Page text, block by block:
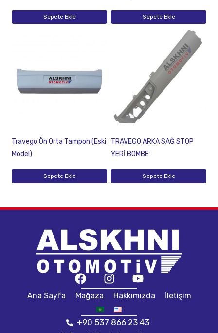
Sepete Ekle Sepete Ekle
Travego Ön Orta Tampon (Eski
Model)
Sepete Ekle
TRAVEGO ARKA SAĞ STOP
YERİ BOMBE
Sepete Ekle
Ana Sayfa Mağaza Hakkımızda İletişim
+90 537 866 23 43